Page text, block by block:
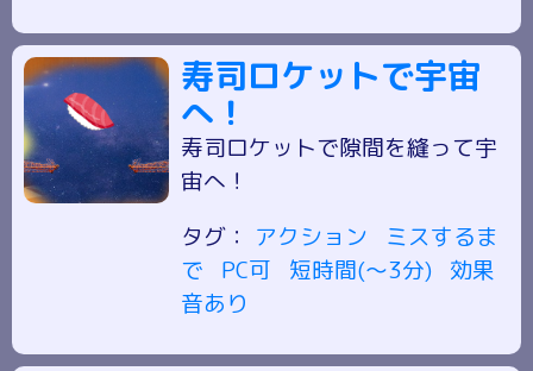
寿司ロケットで宇宙
へ！
寿司ロケットで隙間を縫って宇
宙へ！
タグ：
アクション
ミスするま
で
PC可 短時間(～3分)
効果
音あり